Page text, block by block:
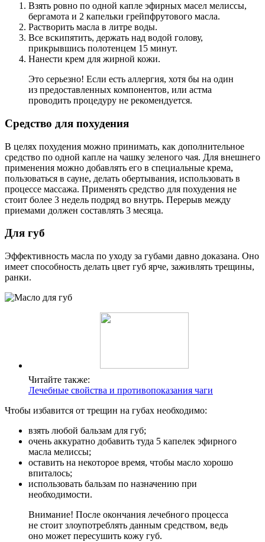
Взять ровно по одной капле эфирных масел мелиссы,
бергамота и 2 капельки грейпфрутового масла.
Растворить масла в литре воды.
Все вскипятить, держать над водой голову,
прикрывшись полотенцем 15 минут.
Нанести крем для жирной кожи.
Это серьезно! Если есть аллергия, хотя бы на один
из предоставленных компонентов, или астма
проводить процедуру не рекомендуется.
Средство для похудения
В целях похудения можно принимать, как дополнительное
средство по одной капле на чашку зеленого чая. Для внешнего
применения можно добавлять его в специальные крема,
пользоваться в сауне, делать обертывания, использовать в
процессе массажа. Применять средство для похудения не
стоит более 3 недель подряд во внутрь. Перерыв между
приемами должен составлять 3 месяца.
Для губ
Эффективность масла по уходу за губами давно доказана. Оно
имеет способность делать цвет губ ярче, заживлять трещины,
ранки.
Читайте также:
Лечебные свойства и противопоказания чаги
Чтобы избавится от трещин на губах необходимо:
взять любой бальзам для губ;
очень аккуратно добавить туда 5 капелек эфирного
масла мелиссы;
оставить на некоторое время, чтобы масло хорошо
впиталось;
использовать бальзам по назначению при
необходимости.
Внимание! После окончания лечебного процесса
не стоит злоупотреблять данным средством, ведь
оно может пересушить кожу губ.